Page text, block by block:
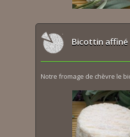
Bicottin affiné
Notre fromage de chèvre le